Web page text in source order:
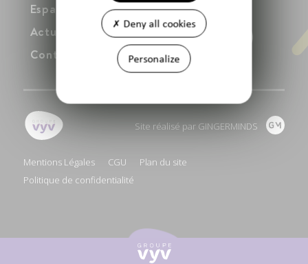
Espace Recrutement
Actualités
Contact
Mentions Légales CGU
Plan du site
Politique de confidentialité
Site réalisé par GINGERMINDS
Deny all cookies
Personalize